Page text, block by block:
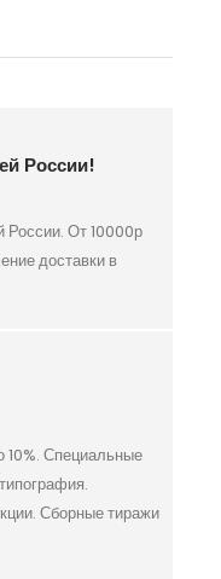
России!
России. От 10000р
доставки в
10%. Специальные
Сборные тиражи